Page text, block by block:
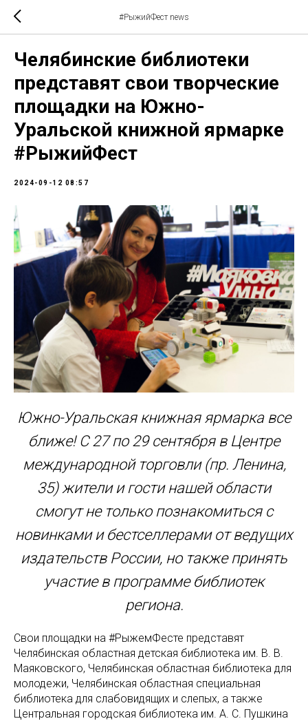
#РыжийФест news
Челябинские библиотеки
представят свои творческие
площадки на Южно-
Уральской книжной ярмарке
#РыжийФест
2024-09-12 08:57
Южно-Уральская книжная ярмарка все
ближе! С 27 по 29 сентября в Центре
международной торговли (пр. Ленина,
35) жители и гости нашей области
смогут не только познакомиться с
новинками и бестселлерами от ведущих
издательств России, но также принять
участие в программе библиотек
региона.
Свои площадки на #РыжемФесте представят
Челябинская областная детская библиотека им. В. В.
Маяковского, Челябинская областная библиотека для
молодежи, Челябинская областная специальная
библиотека для слабовидящих и слепых, а также
Центральная городская библиотека им. А. С. Пушкина